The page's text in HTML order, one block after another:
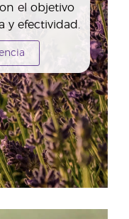
el objetivo
y efectividad.